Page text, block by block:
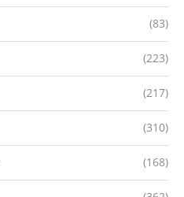
(83)
(223)
(217)
(310)
(168)